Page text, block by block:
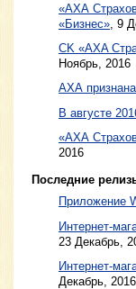
«АХА
«Бизнес» 9
CK «AXA
Ноябрь, 2016
АХА
В августе
«АХА
2016
Последние
Приложение
Интернет-
23 Декабрь,
Интернет-
Декабрь, 2016